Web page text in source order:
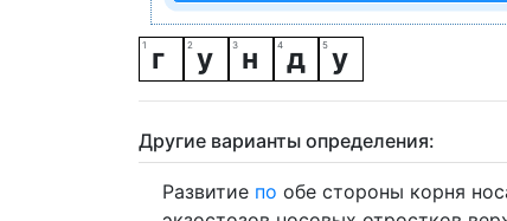
г у н д у
Другие варианты определения:
Развитие по обе стороны корня